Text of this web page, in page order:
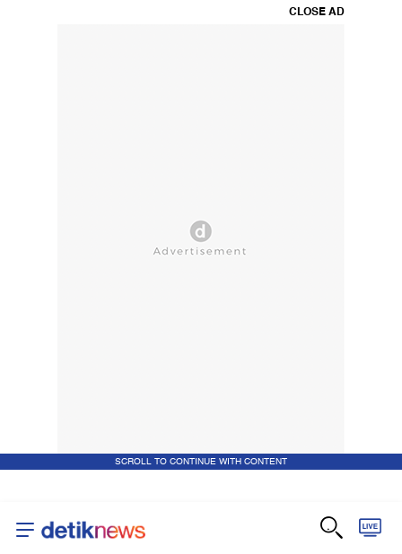
CLOSE AD
SCROLL TO CONTINUE WITH CONTENT